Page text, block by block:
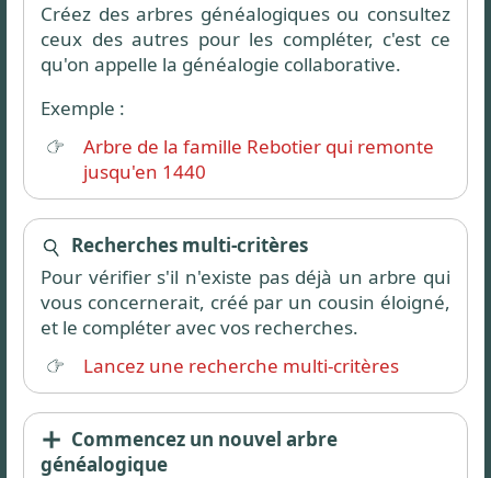
Créez des arbres généalogiques ou consultez
ceux des autres pour les compléter, c'est ce
qu'on appelle la généalogie collaborative.
Exemple :
Arbre de la famille Rebotier qui remonte
jusqu'en 1440
Recherches multi-critères
Pour vérifier s'il n'existe pas déjà un arbre qui
vous concernerait, créé par un cousin éloigné,
et le compléter avec vos recherches.
Lancez une recherche multi-critères
Commencez un nouvel arbre
généalogique